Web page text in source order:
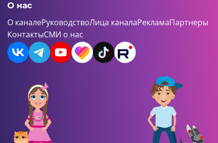
О нас
О каналеРуководствоЛица каналаРекламаПартнеры
КонтактыСМИ о нас